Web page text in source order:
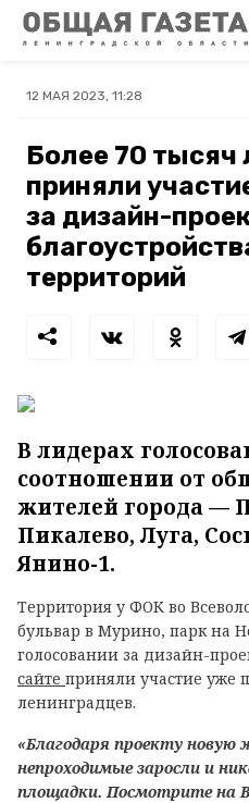
12 МАЯ 2023, 11:28
Более 70 тысяч
приняли
за дизайн-
территорий
В лидерах
соотношении от
жителей города —
Пикалево, Луга,
Янино-1.
Территория у ФОК во
бульвар в Мурино, парк на
голосовании за дизайн-
сайте приняли участие уже
ленинградцев.
«Благодаря проекту
непроходимые заросли и
площадки. Посмотрите на